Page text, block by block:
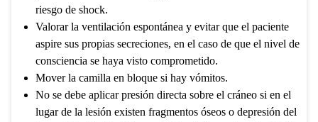
riesgo de shock.
Valorar la ventilación espontánea y evitar que el paciente
aspire sus propias secreciones, en el caso de que el nivel de
consciencia se haya visto comprometido.
Mover la camilla en bloque si hay vómitos.
No se debe aplicar presión directa sobre el cráneo si en el
lugar de la lesión existen fragmentos óseos o depresión del